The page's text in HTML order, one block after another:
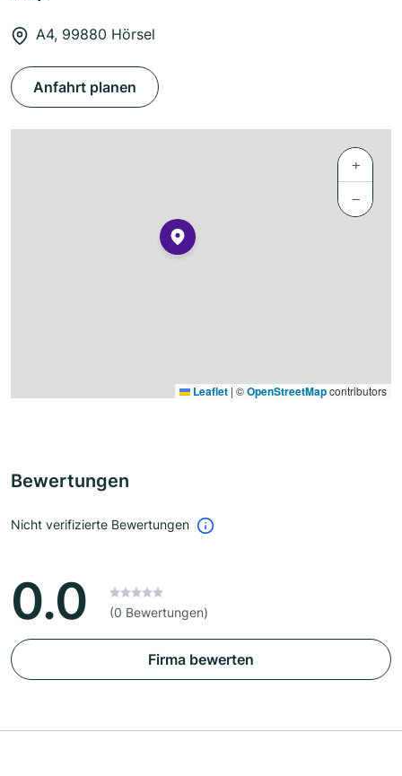
A4, 99880 Hörsel
Anfahrt planen
+
−
Leaflet | ©OpenStreetMapcontributors
Bewertungen
Nicht verifizierte Bewertungen
0.0 (0 Bewertungen)
Firma bewerten